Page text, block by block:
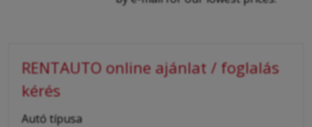
RENTAUTO online ajánlat / foglalás
kérés
Autó típusa